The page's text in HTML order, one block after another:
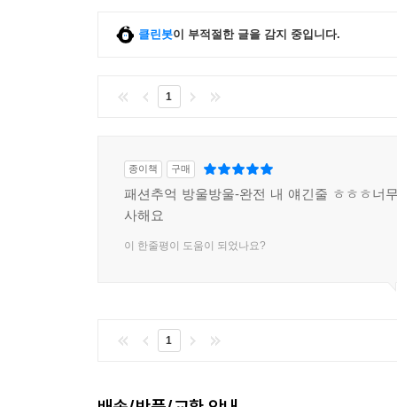
클린봇이 부적절한 글을 감지 중입니다.
1
종이책 구매
패션추억 방울방울-완전 내 얘긴줄 ㅎㅎㅎ너
사해요
이 한줄평이 도움이 되었나요?
1